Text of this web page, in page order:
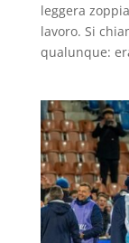
leggera
lavoro. Si
qualunque: